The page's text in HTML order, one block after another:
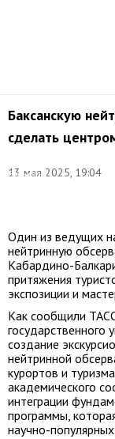
Баксанскую
сделать
13 мая 2025, 19:04
Барыбина
Один из ведущих
нейтринную
Кабардино-
притяжения
экспозиции и
Как сообщили
государственного
создание
нейтринной
курортов и
академического
интеграции
программы,
научно-